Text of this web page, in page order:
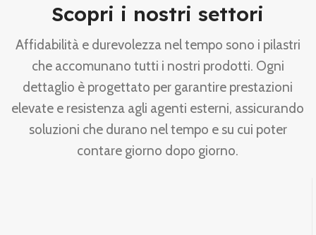
Scopri i nostri settori
Affidabilità e durevolezza nel tempo sono i pilastri
che accomunano tutti i nostri prodotti. Ogni
dettaglio è progettato per garantire prestazioni
elevate e resistenza agli agenti esterni, assicurando
soluzioni che durano nel tempo e su cui poter
contare giorno dopo giorno.